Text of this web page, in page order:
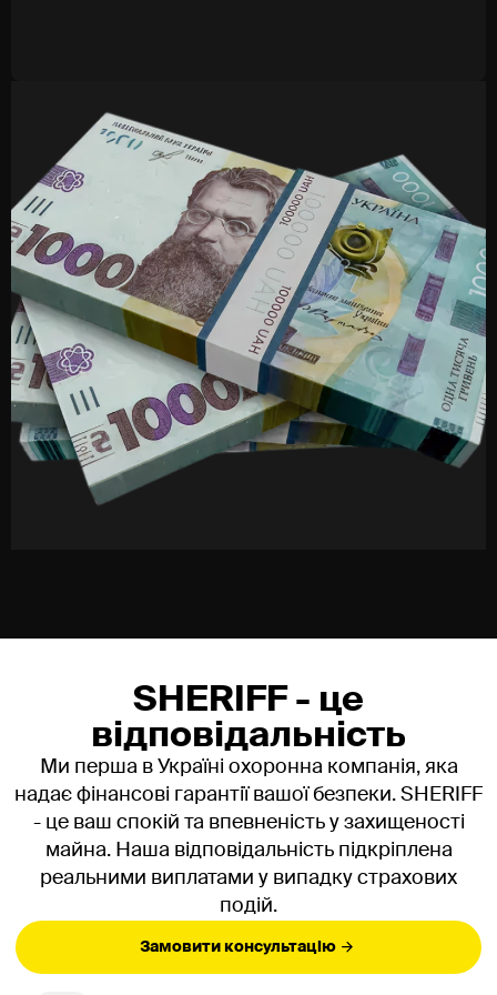
Процес впровадження складається з кількох етапів:
Збір інформації та аудит об’єкта.
Оцінка наявних камер та можливостей їх
використання.
Узгодження сценаріїв та налаштування системи.
Тестування в реальних умовах.
Запуск системи з навчанням персоналу.
Що отримує клієнт після
запуску?
Клієнти отримують не просто архіви, а можливість
оперативно реагувати на події. Система підсвічує
підозрілі ситуації, допомагає швидко знайти потрібні
фрагменти після інцидентів, а також контролює час
перебування в зонах.
Як замовити відеоаналітику в
SHERIFF?
Щоб замовити послугу, залиште заявку або
зателефонуйте. Опишіть ваш об'єкт і основні
проблеми, після чого ми узгодимо форму аудиту та
пропозицію з рішеннями.
Скільки коштує відеоаналітика для об’єкта?
SHERIFF - це
відповідальність
Ми перша в Україні охоронна компанія, яка
надає фінансові гарантії вашої безпеки. SHERIFF
- це ваш спокій та впевненість у захищеності
майна. Наша відповідальність підкріплена
реальними виплатами у випадку страхових
подій.
Замовити консультацію